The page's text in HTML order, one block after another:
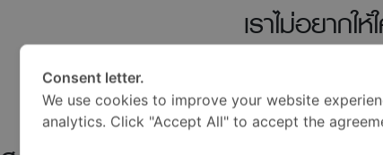
เราไม่อยากใ
รับบริการได้ถึง 31
Consent letter.
We use cookies to improve your website
analytics. Click "Accept All" to accept the